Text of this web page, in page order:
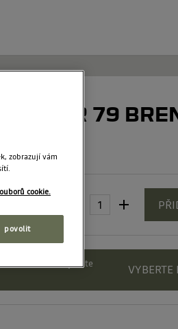
XMR 79
dealera a zjistěte
VYBERTE
zobrazují vám
cookie.
povolit